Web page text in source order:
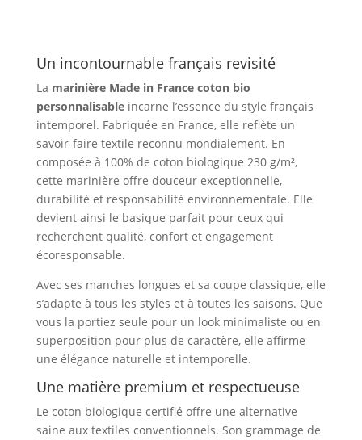
Un incontournable français revisité
La marinière Made in France coton bio
personnalisableincarne l’essence du style français
intemporel. Fabriquée en France, elle reflète un
savoir-faire textile reconnu mondialement. En
composée à 100% de coton biologique 230 g/m²,
cette marinière offre douceur exceptionnelle,
durabilité et responsabilité environnementale. Elle
devient ainsi le basique parfait pour ceux qui
recherchent qualité, confort et engagement
écoresponsable.
Avec ses manches longues et sa coupe classique, elle
s’adapte à tous les styles et à toutes les saisons. Que
vous la portiez seule pour un look minimaliste ou en
superposition pour plus de caractère, elle affirme
une élégance naturelle et intemporelle.
Une matière premium et respectueuse
Le coton biologique certifié offre une alternative
saine aux textiles conventionnels. Son grammage de